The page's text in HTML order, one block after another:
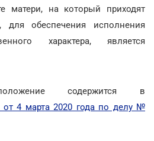
матери, на который приходят
обеспечения исполнения
характера, является
содержится в
4 марта 2020 года по делу №